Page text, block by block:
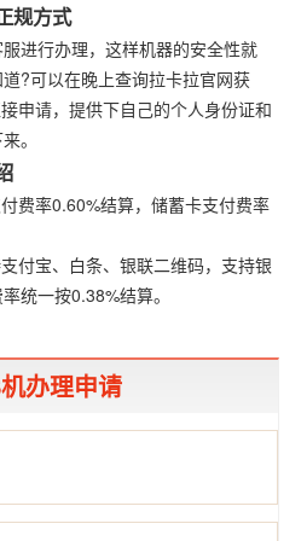
规方式
行办理，这样机器的安全性就
?可以在晚上查询拉卡拉官网获
申请，提供下自己的个人身份证和
。
率0.60%结算，储蓄卡支付费率
宝、白条、银联二维码，支持银
统一按0.38%结算。
办理申请